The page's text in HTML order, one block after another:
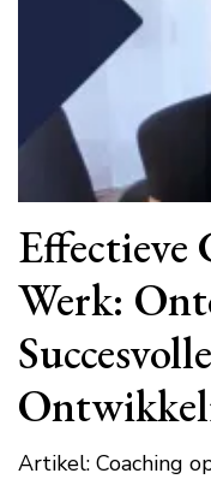
Effectieve
Werk:
Artikel: Coaching